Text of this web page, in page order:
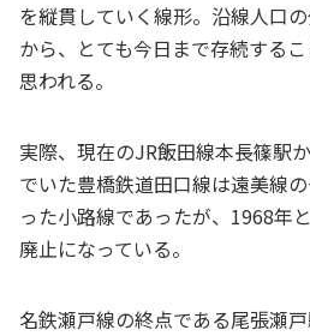
を縦貫していく線形。沿線人口
から、とても今日まで存続する
思われる。
実際、現在のJR飯田線本長篠駅
でいた豊橋鉄道田口線は遠美線
った小路線であったが、1968年
廃止になっている。
名鉄瀬戸線の終点である尾張瀬